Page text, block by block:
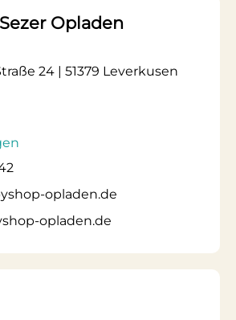
Opladen
24 | 51379 Leverkusen
opladen.de
opladen.de